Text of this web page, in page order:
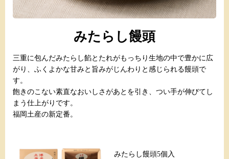
みたらし饅頭
三重に包んだみたらし餡とたれがもっちり生地の中で豊かに広
がり、ふくよかな甘みと旨みがじんわりと感じられる饅頭で
す。
飽きのこない素直なおいしさがあとを引き、つい手が伸びてし
まう仕上がりです。
福岡土産の新定番。
みたらし饅頭5個入